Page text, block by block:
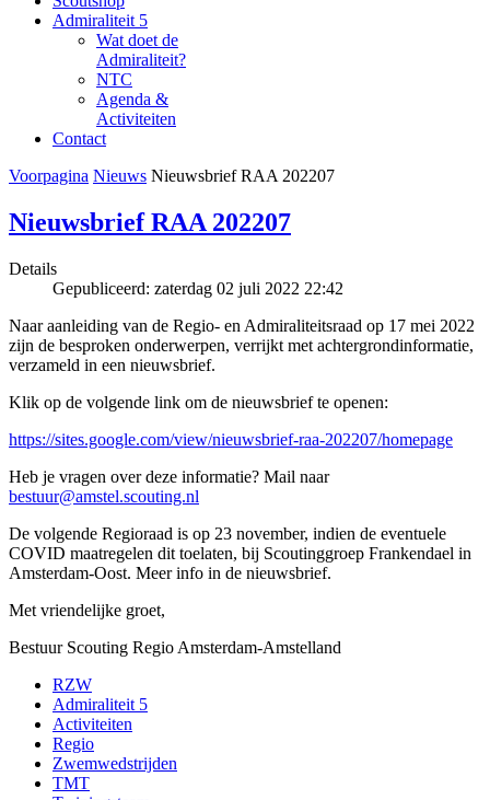
Admiraliteit 5
Wat doet de
Admiraliteit?
NTC
Agenda &
Activiteiten
Contact
Voorpagina Nieuws Nieuwsbrief RAA 202207
Nieuwsbrief RAA 202207
Details
Gepubliceerd: zaterdag 02 juli 2022 22:42
Naar aanleiding van de Regio- en Admiraliteitsraad op 17 mei 2022
zijn de besproken onderwerpen, verrijkt met achtergrondinformatie,
verzameld in een nieuwsbrief.
Klik op de volgende link om de nieuwsbrief te openen:
https://sites.google.com/view/nieuwsbrief-raa-202207/homepage
Heb je vragen over deze informatie? Mail naar
bestuur@amstel.scouting.nl
De volgende Regioraad is op 23 november, indien de eventuele
COVID maatregelen dit toelaten, bij Scoutinggroep Frankendael in
Amsterdam-Oost. Meer info in de nieuwsbrief.
Met vriendelijke groet,
Bestuur Scouting Regio Amsterdam-Amstelland
RZW
Admiraliteit 5
Activiteiten
Regio
Zwemwedstrijden
TMT